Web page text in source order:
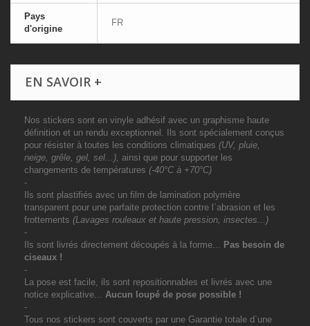
Pays
d'origine
FR
EN SAVOIR +
Nos stickers sont en vinyle adhésif avec un graphisme haute
définition et un rendu exceptionnel. Ils sont spécialement conçus
pour résister à toutes les conditions climatiques (UV, pluie,
neige, grêle, gel, sel...), ainsi que pour supporter les
changements de températures (-40°C à +70°C)
-
Ils sont plastifiés avec un film de lamination polymère
transparent pour une parfaite protection contre l`abrasion et les
frottements (Lavages rouleaux et haute pression, insectes...)
-
Ils sont livrés directement découpés à la forme... Pas besoin de
ciseaux !
-
La pose est facile, ils sont repositionnables et livrés avec une
notice explicative... Aucun loupé de pose possible !
-
Tous nos stickers sont couverts par une Garantie totale d`une